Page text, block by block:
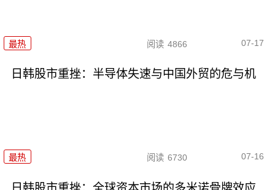
最热 阅读 4866 07-17
日韩股市重挫：半导体失速与中国外贸的危与机
最热 阅读 6730 07-16